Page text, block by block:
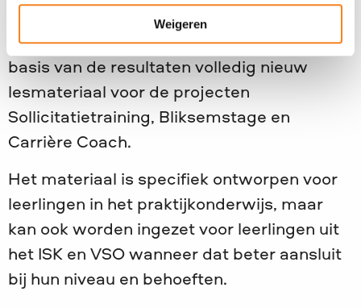
Weigeren
Onderzoek is pas waardevol als het leidt tot
verbetering. Daarom ontwikkelde we op
basis van de resultaten volledig nieuw
lesmateriaal voor de projecten
Sollicitatietraining, Bliksemstage en
Carrière Coach.
Het materiaal is specifiek ontworpen voor
leerlingen in het praktijkonderwijs, maar
kan ook worden ingezet voor leerlingen uit
het ISK en VSO wanneer dat beter aansluit
bij hun niveau en behoeften.